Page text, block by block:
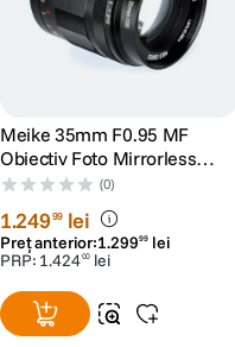
Meike 35mm F0.95 MF
Obiectiv Foto Mirrorless
Montura E
(0)
1.24999 lei
Preț anterior:1.29999 lei
PRP: 1.42400 lei